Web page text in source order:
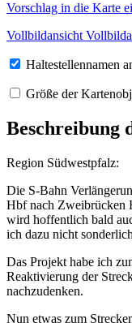
Vorschlag in die Karte
Vollbildansicht
Haltestellennamen
Größe der
Beschreibung
Region Südwestpfalz:
Die S-Bahn
Hbf nach Zweibrücken
wird hoffentlich bald
ich dazu nicht
Das Projekt habe ich
Reaktivierung der
nachzudenken.
Nun etwas zum